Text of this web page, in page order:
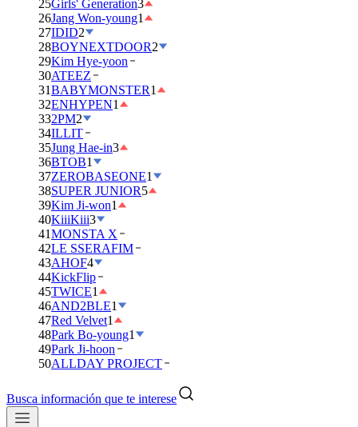
25Girls' Generation3
26Jang Won-young1
27IDID2
28BOYNEXTDOOR2
29Kim Hye-yoon
30ATEEZ
31BABYMONSTER1
32ENHYPEN1
332PM2
34ILLIT
35Jung Hae-in3
36BTOB1
37ZEROBASEONE1
38SUPER JUNIOR5
39Kim Ji-won1
40KiiiKiii3
41MONSTA X
42LE SSERAFIM
43AHOF4
44KickFlip
45TWICE1
46AND2BLE1
47Red Velvet1
48Park Bo-young1
49Park Ji-hoon
50ALLDAY PROJECT
Busca información que te interese